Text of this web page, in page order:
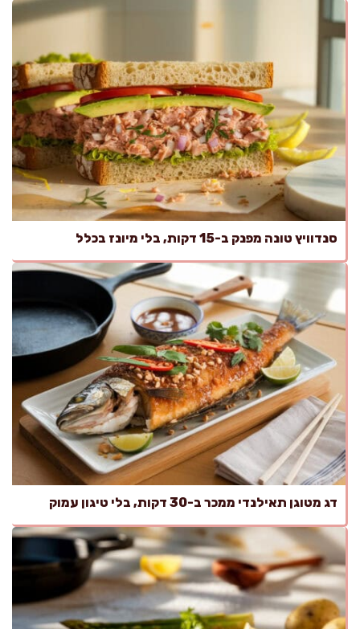
סנדוויץ טונה מפנק ב-15 דקות, בלי מיונז בכלל
דג מטוגן תאילנדי ממכר ב-30 דקות, בלי טיגון עמוק